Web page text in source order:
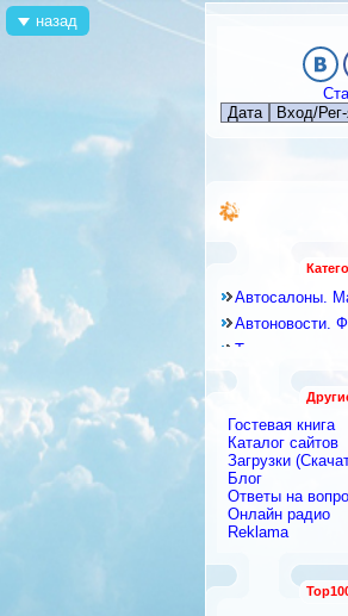
Дата
Вход/
Автосалоны.
Автоновости.
Тюнинг
Авто и закон
Авто-мото
Автосервисы
Автошколы,
Автобизнес
Жизнь
Гостевая книга
Каталог сайтов
Загрузки
Блог
Ответы на
Онлайн радио
Reklama
назад